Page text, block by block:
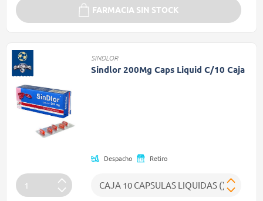
FARMACIA SIN STOCK
SINDLOR
Sindlor 200Mg Caps Liquid C/10 Caja
Despacho Retiro